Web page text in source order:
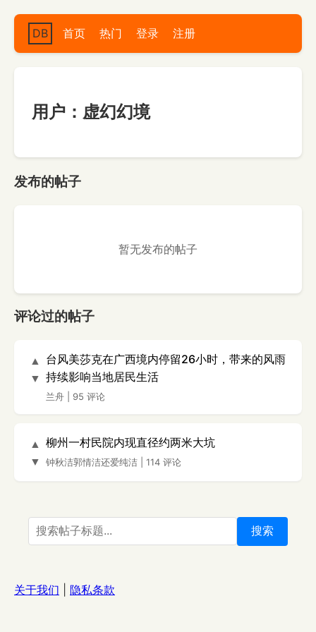
DB 首页 热门 登录 注册
用户：虚幻幻境
发布的帖子
暂无发布的帖子
评论过的帖子
▲
▼
台风美莎克在广西境内停留26小时，带来的风雨
持续影响当地居民生活
兰舟 95 评论
▲
▼
柳州一村民院内现直径约两米大坑
钟秋洁郭情洁还爱纯洁 114 评论
搜索
关于我们 隐私条款